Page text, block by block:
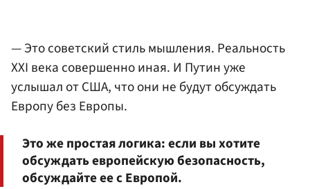
— Это советский стиль мышления. Реальность
XXI века совершенно иная. И Путин уже
услышал от США, что они не будут обсуждать
Европу без Европы.
Это же простая логика: если вы хотите
обсуждать европейскую безопасность,
обсуждайте ее с Европой.